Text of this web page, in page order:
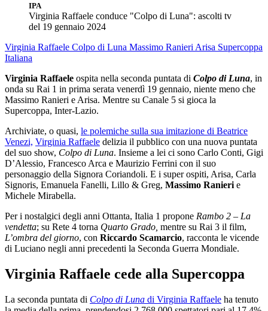
IPA
Virginia Raffaele conduce "Colpo di Luna": ascolti tv
del 19 gennaio 2024
Virginia Raffaele Colpo di Luna Massimo Ranieri Arisa Supercoppa
Italiana
Virginia Raffaele ospita nella seconda puntata di Colpo di Luna, in
onda su Rai 1 in prima serata venerdì 19 gennaio, niente meno che
Massimo Ranieri e Arisa. Mentre su Canale 5 si gioca la
Supercoppa, Inter-Lazio.
Archiviate, o quasi, le polemiche sulla sua imitazione di Beatrice
Venezi, Virginia Raffaele delizia il pubblico con una nuova puntata
del suo show, Colpo di Luna. Insieme a lei ci sono Carlo Conti, Gigi
D’Alessio, Francesco Arca e Maurizio Ferrini con il suo
personaggio della Signora Coriandoli. E i super ospiti, Arisa, Carla
Signoris, Emanuela Fanelli, Lillo & Greg, Massimo Ranieri e
Michele Mirabella.
Per i nostalgici degli anni Ottanta, Italia 1 propone Rambo 2 – La
vendetta; su Rete 4 torna Quarto Grado, mentre su Rai 3 il film,
L’ombra del giorno, con Riccardo Scamarcio, racconta le vicende
di Luciano negli anni precedenti la Seconda Guerra Mondiale.
Virginia Raffaele cede alla Supercoppa
La seconda puntata di Colpo di Luna di Virginia Raffaele ha tenuto